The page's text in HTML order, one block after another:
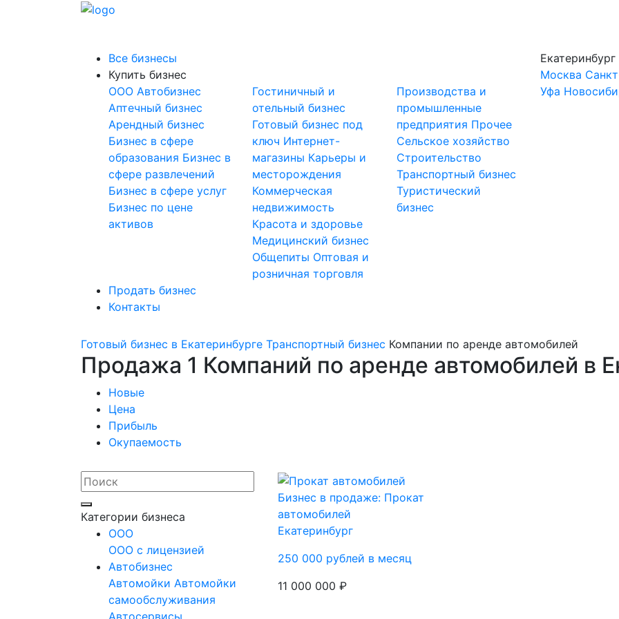
Все бизнесы
Купить бизнес
OOO Автобизнес
Аптечный бизнес
Арендный бизнес
Бизнес в сфере
образования Бизнес в
сфере развлечений
Бизнес в сфере услуг
Бизнес по цене
активов
Гостиничный и
отельный бизнес
Готовый бизнес под
ключ Интернет-
магазины Карьеры и
месторождения
Коммерческая
недвижимость
Красота и здоровье
Медицинский бизнес
Общепиты Оптовая и
розничная торговля
Производства и
промышленные
предприятия Прочее
Сельское хозяйство
Строительство
Транспортный бизнес
Туристический
бизнес
Продать бизнес
Контакты
Екатеринбург
Москва
Уфа
Готовый бизнес в Екатеринбурге Транспортный бизнес Компании по аренде автомобилей
Продажа 1 Компаний по аренде автомобилей в
Новые
Цена
Прибыль
Окупаемость
Категории бизнеса
OOO
ООО с лицензией
Автобизнес
Автомойки Автомойки
самообслуживания
Автосервисы
Бизнес в продаже: Прокат
автомобилей
Екатеринбург
250 000 рублей в месяц
11 000 000 ₽